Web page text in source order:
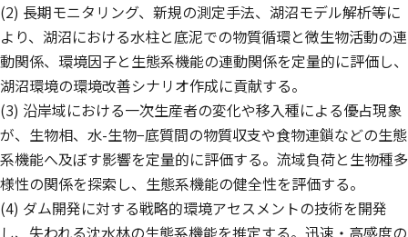
(2) 長期モニタリング、新規の測定手法、湖沼モデル解析等に
より、湖沼における水柱と底泥での物質循環と微生物活動の連
動関係、環境因子と生態系機能の連動関係を定量的に評価し、
湖沼環境の環境改善シナリオ作成に貢献する。
(3) 沿岸域における一次生産者の変化や移入種による優占現象
が、生物相、水-生物−底質間の物質収支や食物連鎖などの生態
系機能へ及ぼす影響を定量的に評価する。流域負荷と生物種多
様性の関係を探索し、生態系機能の健全性を評価する。
(4) ダム開発に対する戦略的環境アセスメントの技術を開発
し、失われる沈水林の生態系機能を推定する。迅速・高感度の